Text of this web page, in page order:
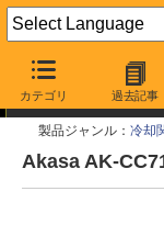
カテゴリ 過去記事
今週見つけた新製
製品ジャンル： 冷却
Akasa AK-